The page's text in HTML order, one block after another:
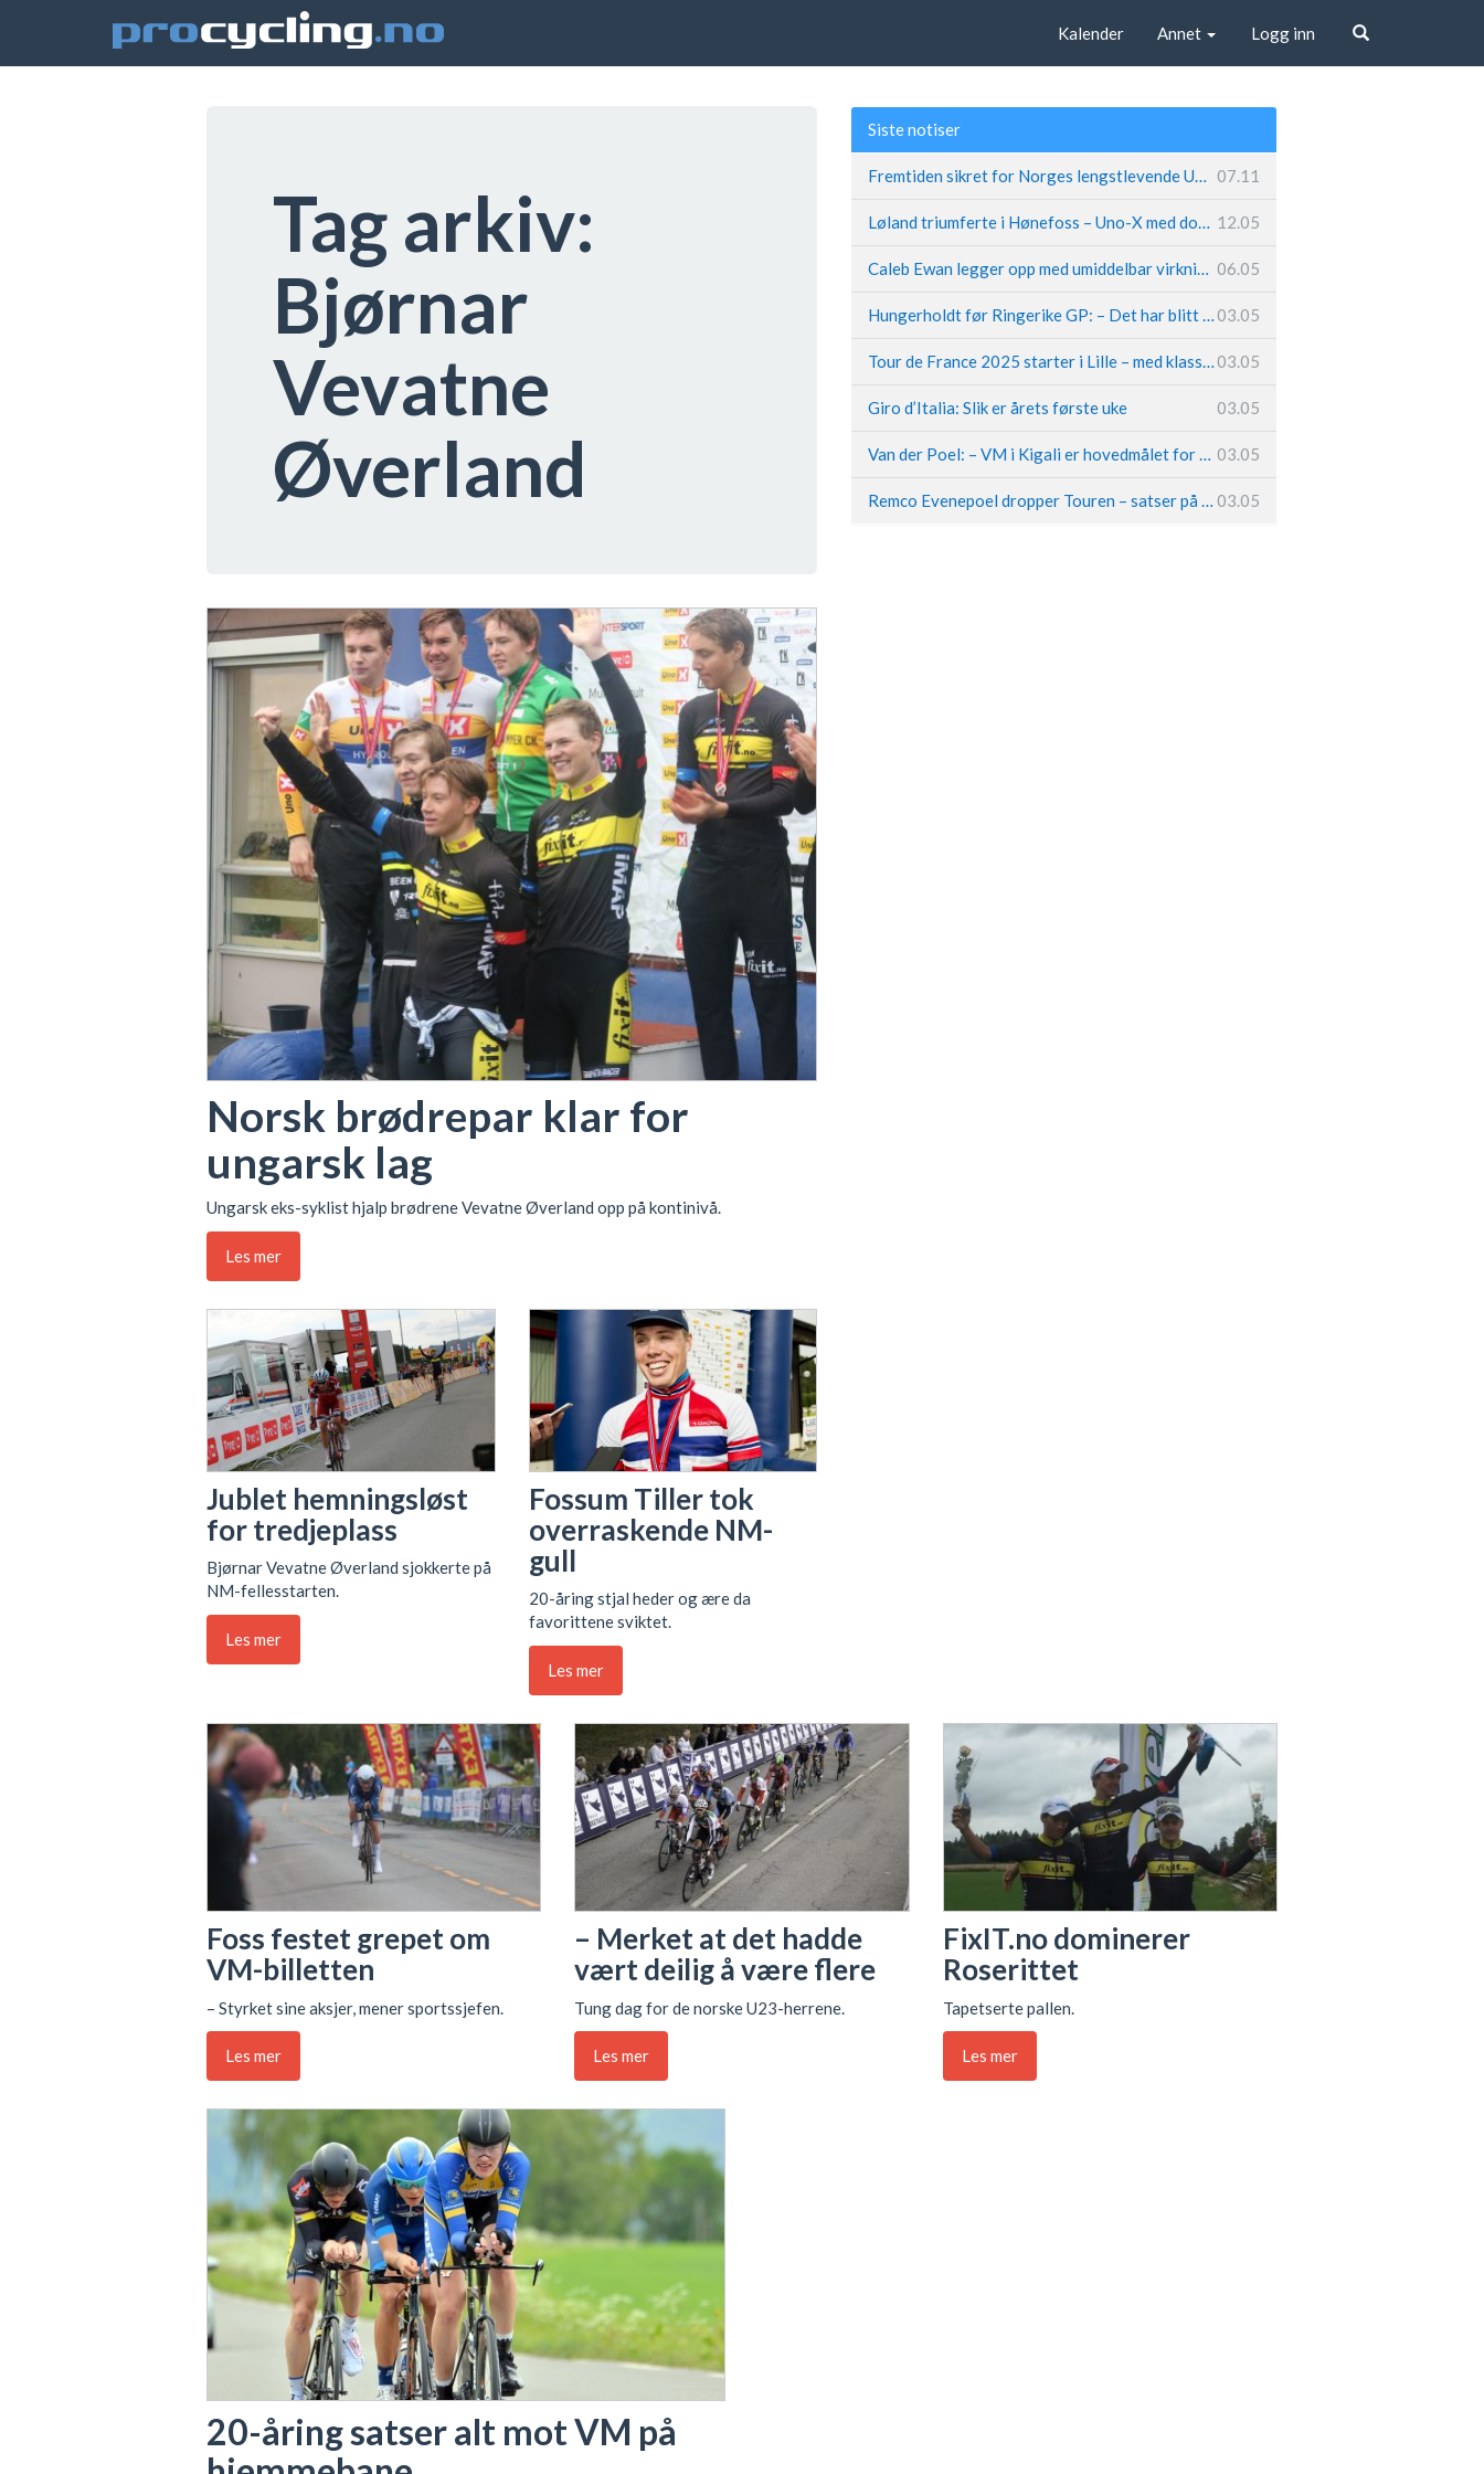
Kalender Annet Logg inn
Tag arkiv:
Bjørnar
Vevatne
Øverland
Norsk brødrepar klar for
ungarsk lag
Ungarsk eks-syklist hjalp brødrene Vevatne Øverland opp på kontinivå.
Les mer
Jublet hemningsløst
for tredjeplass
Bjørnar Vevatne Øverland sjokkerte på
NM-fellesstarten.
Les mer
Fossum Tiller tok
overraskende NM-
gull
20-åring stjal heder og ære da
favorittene sviktet.
Les mer
Siste notiser
Fremtiden sikret for Norges lengstlevende UCI-lag – Kristoff trer inn i sentral rolle 07.11
Løland triumferte i Hønefoss – Uno-X med dobbeltslag på hjemmebane 12.05
Caleb Ewan legger opp med umiddelbar virkning 06.05
Hungerholdt før Ringerike GP: – Det har blitt en livsstil03.05
Tour de France 2025 starter i Lille – med klassikerpreg03.05
Giro d’Italia: Slik er årets første uke 03.05
Van der Poel: – VM i Kigali er hovedmålet for 2025 03.05
Remco Evenepoel dropper Touren – satser på OL og Vueltaen 03.05
Foss festet grepet om
VM-billetten
– Styrket sine aksjer, mener sportssjefen.
Les mer
– Merket at det hadde
vært deilig å være flere
Tung dag for de norske U23-herrene.
Les mer
FixIT.no dominerer
Roserittet
Tapetserte pallen.
Les mer
20-åring satser alt mot VM på